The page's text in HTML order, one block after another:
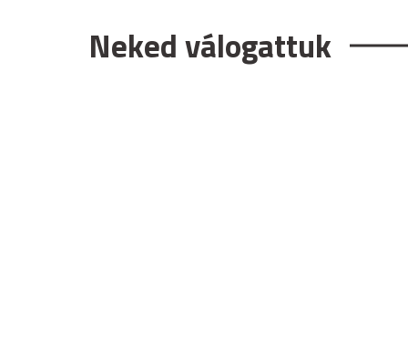
Neked válogattuk